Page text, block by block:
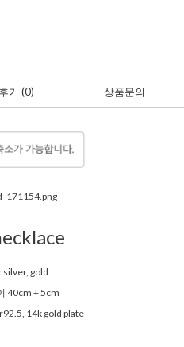
기 (0) 상품문의
silver, gold
40cm + 5cm
14k gold plate